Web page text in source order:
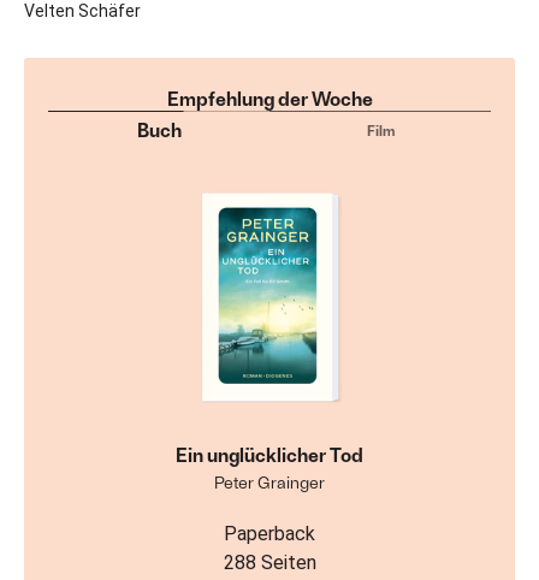
Velten Schäfer
Empfehlung der Woche
Buch
Film
Ein unglücklicher Tod
Peter Grainger
Paperback
288 Seiten